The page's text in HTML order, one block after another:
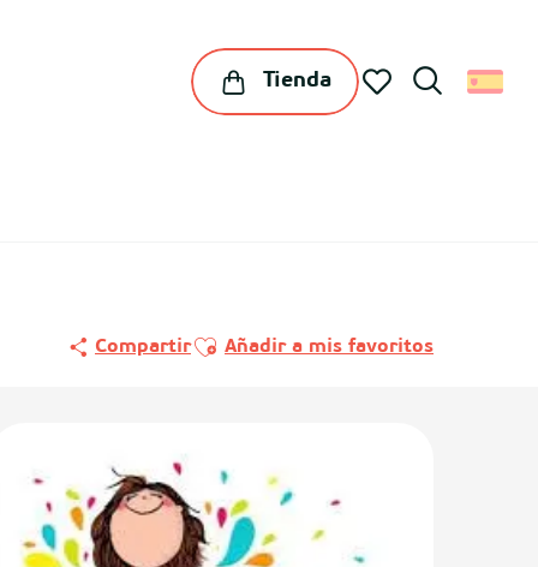
Tienda
CompartirAjouter aux favoris
Añadir a mis favoritos